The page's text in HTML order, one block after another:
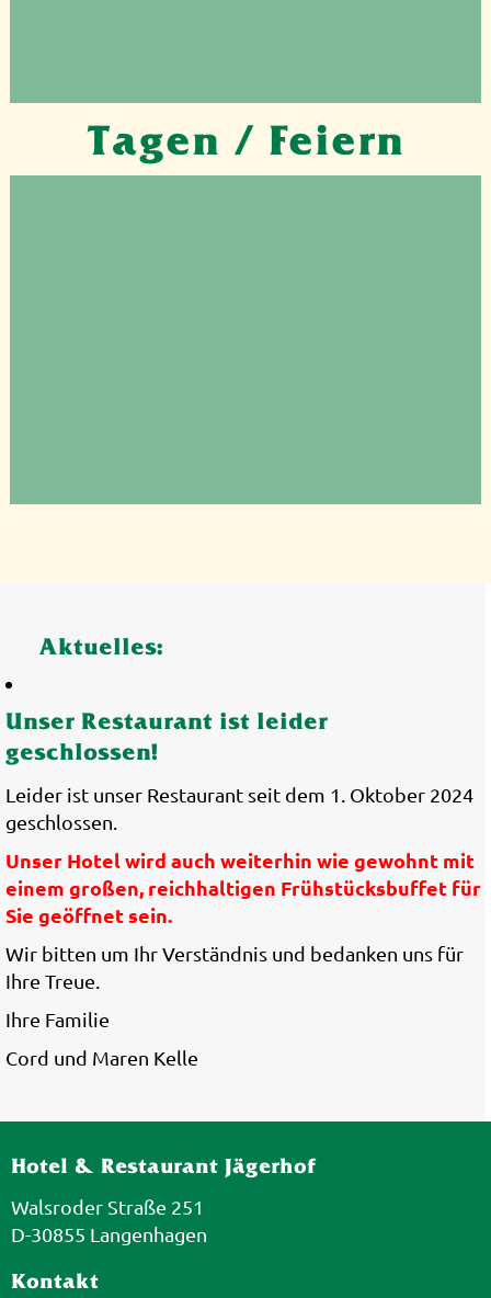
Tagen / Feiern
Aktuelles:
Unser Restaurant ist leider
geschlossen!
Leider ist unser Restaurant seit dem 1. Oktober 2024
geschlossen.
Unser Hotel wird auch weiterhin wie gewohnt mit
einem großen, reichhaltigen Frühstücksbuffet für
Sie geöffnet sein.
Wir bitten um Ihr Verständnis und bedanken uns für
Ihre Treue.
Ihre Familie
Cord und Maren Kelle
Hotel & Restaurant Jägerhof
Walsroder Straße 251
D-30855 Langenhagen
Kontakt